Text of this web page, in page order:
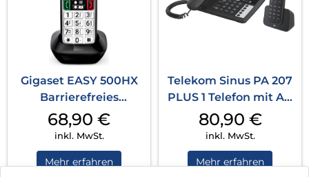
Gigaset EASY 500HX
Barrierefreies
Seniorentelefon nur
Mobilteil
68,90 €
inkl. MwSt.
Mehr erfahren
Telekom Sinus PA 207
PLUS 1 Telefon mit AB
und zus. Mobilteil
Schwarz
80,90 €
inkl. MwSt.
Mehr erfahren